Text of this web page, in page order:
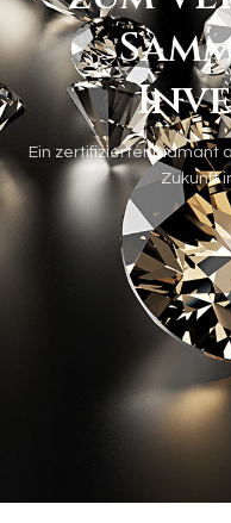
Ein zertifizierter Diamant
Zukunft